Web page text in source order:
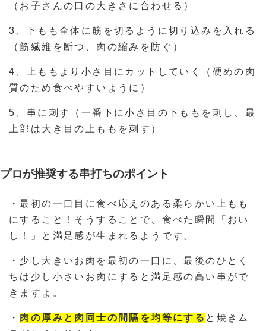
（お子さんの口の大きさに合わせる）
3、下もも全体に筋を切るように切り込みを入れる
（筋繊維を断つ、肉の縮みを防ぐ）
4、上ももより小さ目にカットしていく（硬めの肉
質のため食べやすいように）
5、串に刺す（一番下に小さ目の下ももを刺し、最
上部は大き目の上ももを刺す）
プロが推奨する串打ちのポイント
・最初の一口目に食べ応えのある柔らかい上もも
にすること！そうすることで、食べた瞬間「おい
し！」と満足感が生まれるようです。
・少し大きいお肉を最初の一口に、最後のひとく
ちは少し小さいお肉にすると満足感の高い串がで
きますよ。
・ 肉の厚みと肉同士の間隔を均等にする と焼きム